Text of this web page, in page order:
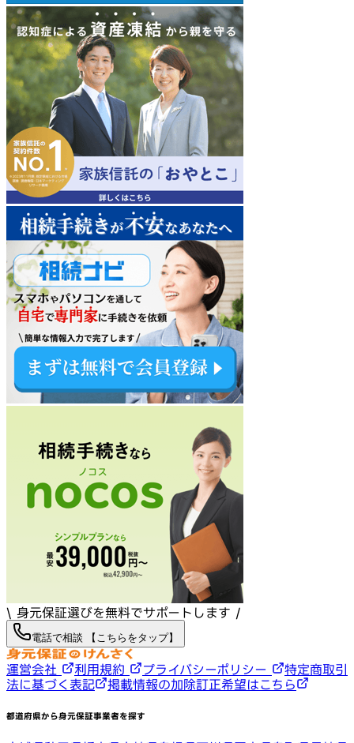
\ 身元保証選びを無料でサポートします /
電話で相談 【こちらをタップ】
運営会社 利用規約 プライバシーポリシー
特定商取引
法に基づく表記
掲載情報の加除訂正希望はこちら
都道府県から身元保証事業者を探す